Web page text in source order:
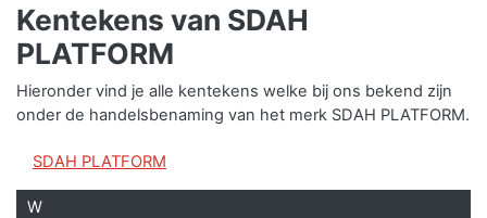
Kentekens van SDAH
PLATFORM
Hieronder vind je alle kentekens welke bij ons bekend zijn
onder de handelsbenaming van het merk SDAH PLATFORM.
SDAH PLATFORM
W